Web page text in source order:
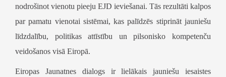
nodrošinot vienotu pieeju EJD ieviešanai. Tās rezultāti kalpos
par pamatu vienotai sistēmai, kas palīdzēs stiprināt jauniešu
līdzdalību, politikas attīstību un pilsonisko kompetenču
veidošanos visā Eiropā.
Eiropas Jaunatnes dialogs ir lielākais jauniešu iesaistes